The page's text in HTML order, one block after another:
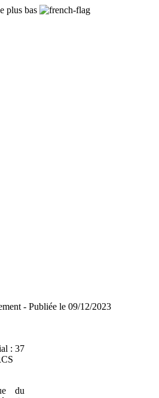
plus bas
- Publiée le 09/12/2023
: 37
du